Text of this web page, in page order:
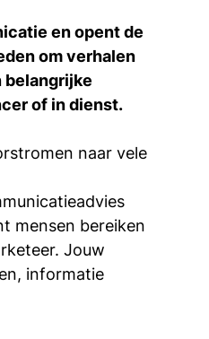
en opent de
om verhalen
belangrijke
of in dienst.
naar vele
mensen bereiken
Jouw
informatie